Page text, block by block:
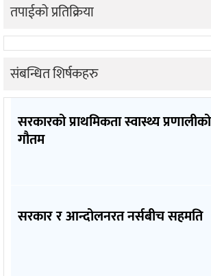
तपाईको प्रतिक्रिया
संबन्धित शिर्षकहरु
सरकारको प्राथमिकता स्वास्थ्य
गौतम
सरकार र आन्दोलनरत नर्सबीच सहमति